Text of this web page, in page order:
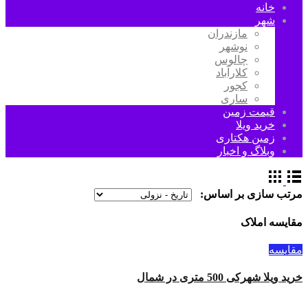
خانه
شهر
مازندران
نوشهر
چالوس
کلارآباد
کجور
ساری
قیمت زمین
خرید ویلا
زمین هکتاری
وبلاگ و اخبار
مرتب سازی بر اساس:
مقایسه املاک
مقایسه
خرید ویلا شهرکی 500 متری در شمال